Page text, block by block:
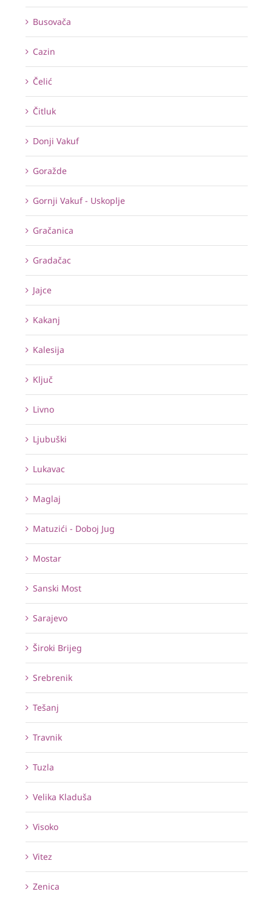
Busovača
Cazin
Čelić
Čitluk
Donji Vakuf
Goražde
Gornji Vakuf - Uskoplje
Gračanica
Gradačac
Jajce
Kakanj
Kalesija
Ključ
Livno
Ljubuški
Lukavac
Maglaj
Matuzići - Doboj Jug
Mostar
Sanski Most
Sarajevo
Široki Brijeg
Srebrenik
Tešanj
Travnik
Tuzla
Velika Kladuša
Visoko
Vitez
Zenica